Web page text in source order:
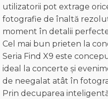
utilizatorii pot extrage
fotografie de înaltă
moment în detalii
Cel mai bun prieten la
Seria Find X9 este
ideal la concerte și
de neegalat atât în
Prin decuparea